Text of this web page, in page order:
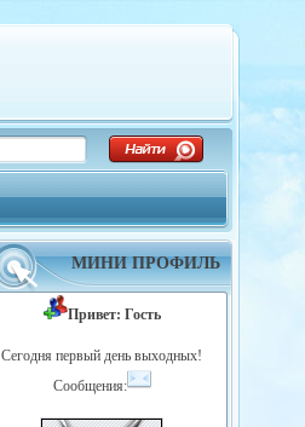
МИНИ ПРОФИЛЬ
Привет: Гость
Сегодня первый день выходных!
Сообщения: